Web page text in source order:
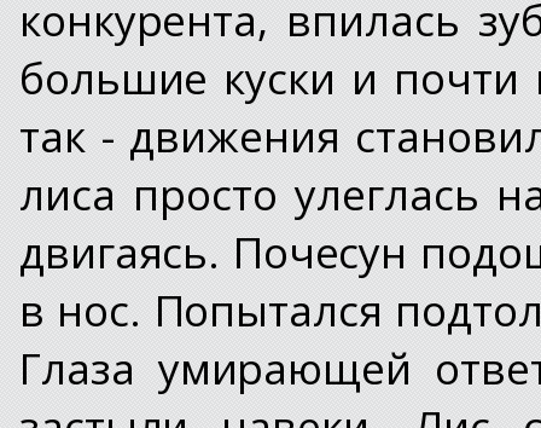
конкурента, впилась
большие куски и
так - движения
лиса просто улеглась
двигаясь. Почесун
в нос. Попытался
Глаза умирающей